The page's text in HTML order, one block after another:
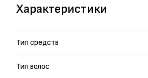
Характеристики
Тип средств
Тип волос